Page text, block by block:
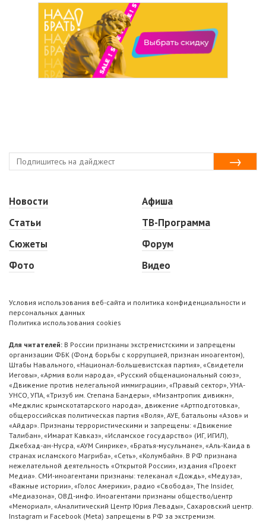
Новости
Статьи
Сюжеты
Фото
Афиша
ТВ-Программа
Форум
Видео
Условия использования веб-сайта и политика конфиденциальности и
персональных данных
Политика использования cookies
Для читателей: В России признаны экстремистскими и запрещены
организации ФБК (Фонд борьбы с коррупцией, признан иноагентом),
Штабы Навального, «Национал-большевистская партия», «Свидетели
Иеговы», «Армия воли народа», «Русский общенациональный союз»,
«Движение против нелегальной иммиграции», «Правый сектор», УНА-
УНСО, УПА, «Тризуб им. Степана Бандеры», «Мизантропик дивижн»,
«Меджлис крымскотатарского народа», движение «Артподготовка»,
общероссийская политическая партия «Воля», АУЕ, батальоны «Азов» и
«Айдар». Признаны террористическими и запрещены: «Движение
Талибан», «Имарат Кавказ», «Исламское государство» (ИГ, ИГИЛ),
Джебхад-ан-Нусра, «АУМ Синрике», «Братья-мусульмане», «Аль-Каида в
странах исламского Магриба», «Сеть», «Колумбайн». В РФ признана
нежелательной деятельность «Открытой России», издания «Проект
Медиа». СМИ-иноагентами признаны: телеканал «Дождь», «Медуза»,
«Важные истории», «Голос Америки», радио «Свобода», The Insider,
«Медиазона», ОВД-инфо. Иноагентами признаны общество/центр
«Мемориал», «Аналитический Центр Юрия Левады», Сахаровский центр.
Instagram и Facebook (Metа) запрещены в РФ за экстремизм.